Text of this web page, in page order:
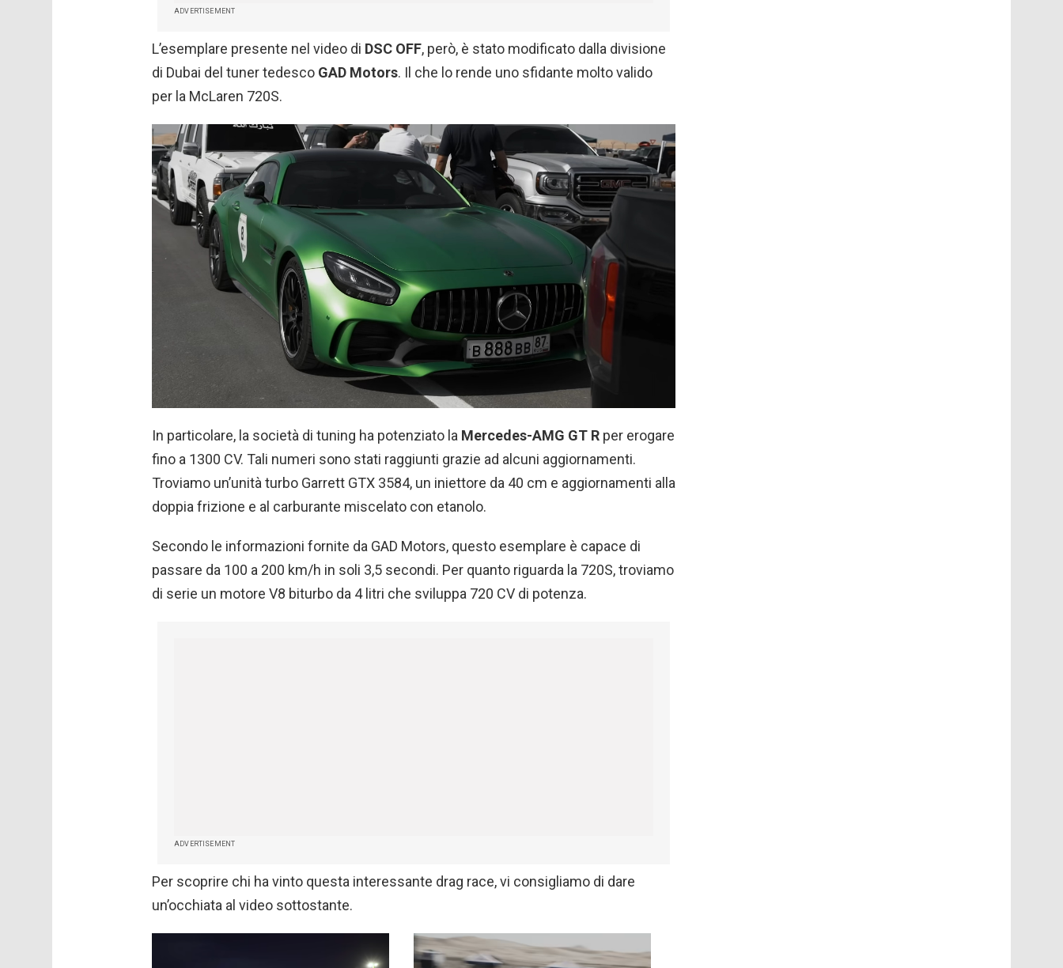
ADVERTISEMENT
L’esemplare presente nel video di DSC OFF, però, è stato modificato dalla divisione
di Dubai del tuner tedesco GAD Motors. Il che lo rende uno sfidante molto valido
per la McLaren 720S.
In particolare, la società di tuning ha potenziato la Mercedes-AMG GT R per erogare
fino a 1300 CV. Tali numeri sono stati raggiunti grazie ad alcuni aggiornamenti.
Troviamo un’unità turbo Garrett GTX 3584, un iniettore da 40 cm e aggiornamenti alla
doppia frizione e al carburante miscelato con etanolo.
Secondo le informazioni fornite da GAD Motors, questo esemplare è capace di
passare da 100 a 200 km/h in soli 3,5 secondi. Per quanto riguarda la 720S, troviamo
di serie un motore V8 biturbo da 4 litri che sviluppa 720 CV di potenza.
ADVERTISEMENT
Per scoprire chi ha vinto questa interessante drag race, vi consigliamo di dare
un’occhiata al video sottostante.